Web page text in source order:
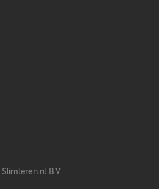
B.V.